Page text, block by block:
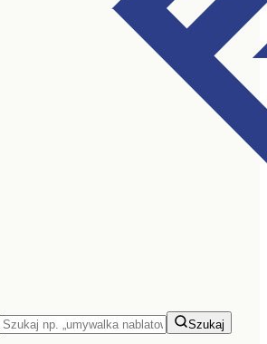
Szukaj